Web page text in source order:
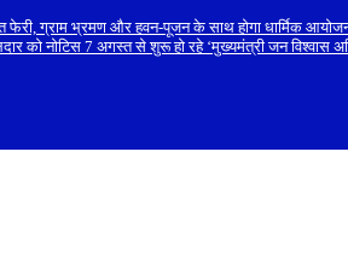
फेरी, ग्राम भ्रमण और हवन-पूजन के साथ होगा धार्मिक
को नोटिस 7 अगस्त से शुरू हो रहे ‘मुख्यमंत्री जन